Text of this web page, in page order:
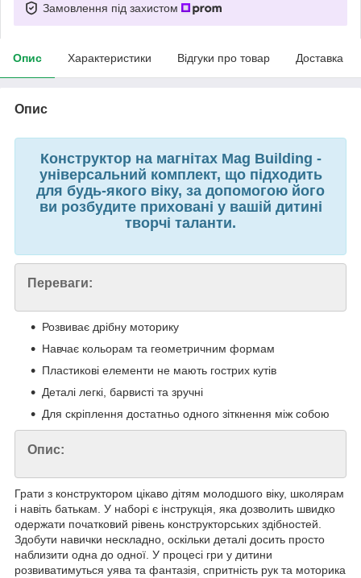
Замовлення під захистом
Опис Характеристики Відгуки про товар Доставка
Опис
Конструктор на магнітах Mag Building -
універсальний комплект, що підходить
для будь-якого віку, за допомогою його
ви розбудите приховані у вашій дитині
творчі таланти.
Переваги:
Розвиває дрібну моторику
Навчає кольорам та геометричним формам
Пластикові елементи не мають гострих кутів
Деталі легкі, барвисті та зручні
Для скріплення достатньо одного зіткнення між собою
Опис:
Грати з конструктором цікаво дітям молодшого віку, школярам
і навіть батькам. У наборі є інструкція, яка дозволить швидко
одержати початковий рівень конструкторських здібностей.
Здобути навички нескладно, оскільки деталі досить просто
наблизити одна до одної. У процесі гри у дитини
розвиватимуться уява та фантазія, спритність рук та моторика